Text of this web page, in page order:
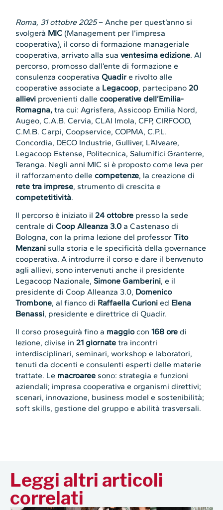
Roma, 31 ottobre 2025– Anche per quest’anno si
svolgerà MIC (Management per l’impresa
cooperativa), il corso di formazione manageriale
cooperativa, arrivato alla sua ventesima edizione. Al
percorso, promosso dall’ente di formazione e
consulenza cooperativaQuadir e rivolto alle
cooperative associate a Legacoop, partecipano 20
allievi provenienti dallecooperative dell’Emilia-
Romagna, tra cui: Agrisfera, Assicoop Emilia Nord,
Augeo, C.A.B. Cervia, CLAI Imola, CFP, CIRFOOD,
C.M.B. Carpi, Coopservice, COPMA, C.P.L.
Concordia, DECO Industrie, Gulliver, L’Alveare,
Legacoop Estense, Politecnica, Salumifici Granterre,
Teranga. Negli anni MIC si è proposto come leva per
il rafforzamento dellecompetenze, la creazione di
rete tra imprese, strumento di crescita e
competetitività.
Il percorso è iniziato il 24 ottobre presso la sede
centrale diCoop Alleanza 3.0a Castenaso di
Bologna, con la prima lezione del professorTito
Menzani sulla storia e le specificità della governance
cooperativa. A introdurre il corso e dare il benvenuto
agli allievi, sono intervenuti anche il presidente
Legacoop Nazionale, Simone Gamberini, e il
presidente di Coop Alleanza 3.0, Domenico
Trombone, al fianco di Raffaella Curionied Elena
Benassi, presidente e direttrice di Quadir.
Il corso proseguirà fino a maggiocon168 oredi
lezione, divise in21 giornate tra incontri
interdisciplinari, seminari, workshop e laboratori,
tenuti da docenti e consulenti esperti delle materie
trattate. Le macroaree sono: strategia e funzioni
aziendali; impresa cooperativa e organismi direttivi;
scenari, innovazione, business model e sostenibilità;
soft skills, gestione del gruppo e abilità trasversali.
Leggi altri articoli
correlati